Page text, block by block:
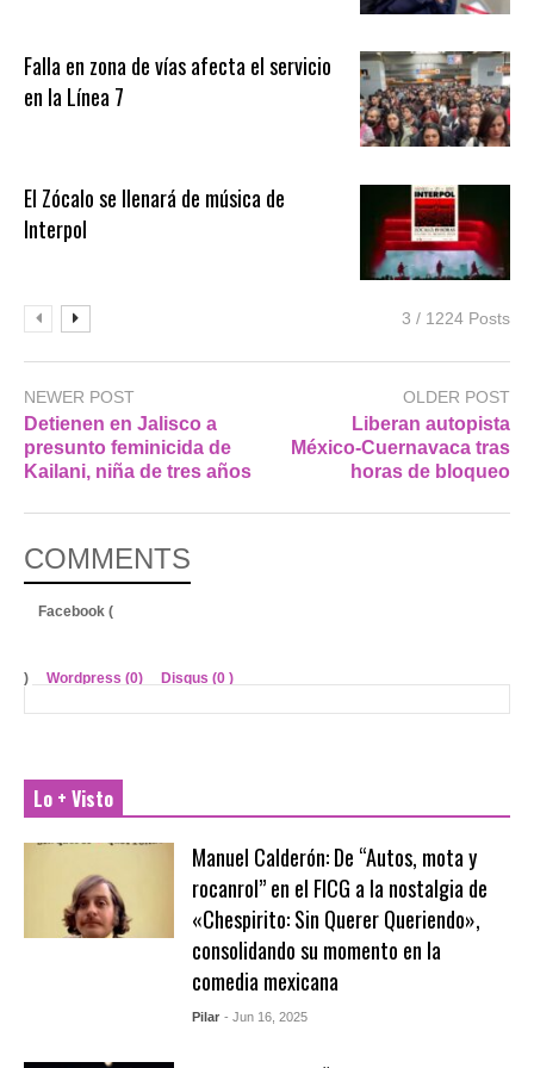
Falla en zona de vías afecta el servicio
en la Línea 7
El Zócalo se llenará de música de
Interpol
3 / 1224 Posts
NEWER POST
Detienen en Jalisco a
presunto feminicida de
Kailani, niña de tres años
OLDER POST
Liberan autopista
México-Cuernavaca tras
horas de bloqueo
COMMENTS
Facebook (
) Wordpress (0) Disqus (0 )
Lo + Visto
Manuel Calderón: De “Autos, mota y
rocanrol” en el FICG a la nostalgia de
«Chespirito: Sin Querer Queriendo»,
consolidando su momento en la
comedia mexicana
Pilar - Jun 16, 2025